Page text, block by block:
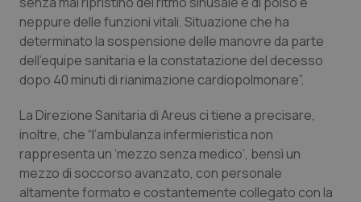
Quotidiano Oncologia
Quotidiano Pediatria
Salute orale & impianti
Sangue & coagulazione
neppure delle funzioni vitali. Situazione che ha
determinato la sospensione delle manovre da parte
dell’equipe sanitaria e la constatazione del decesso
dopo 40 minuti di rianimazione cardiopolmonare”.
La Direzione Sanitaria di Areus ci tiene a precisare,
inoltre, che “l’ambulanza infermieristica non
rappresenta un ‘mezzo senza medico’, bensì un
mezzo di soccorso avanzato, con personale
altamente formato e costantemente collegato con la